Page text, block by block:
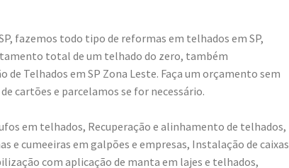
fazemos todo tipo de reformas em telhados em SP,
total de um telhado do zero, também
Telhados em SP Zona Leste. Faça um orçamento sem
cartões e parcelamos se for necessário.
em telhados, Recuperação e alinhamento de telhados,
e cumeeiras em galpões e empresas, Instalação de caixas
com aplicação de manta em lajes e telhados,